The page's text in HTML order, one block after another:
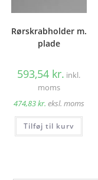
Rørskrabholder m.
plade
593,54 kr. inkl.
moms
474,83kr. eksl. moms
Tilføj til kurv